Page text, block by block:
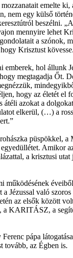
emelte
egy külső
mennyire lehet
a szónok,
Krisztust kövesse.
hol
megtagadja
hogy az életét
azokat a
elkerül, (…) a
a krisztusi
működésének
Jézussal való
az elsők között
KARITÁSZ, a
pápa
tovább, az Égben is.